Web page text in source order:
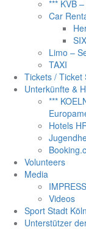
*** KVB
Car
Limo –
TAXI
Tickets / Ticket
Unterkünfte &
***
Hotels
Volunteers
Media
Videos
Sport Stadt Köln
Unterstützer